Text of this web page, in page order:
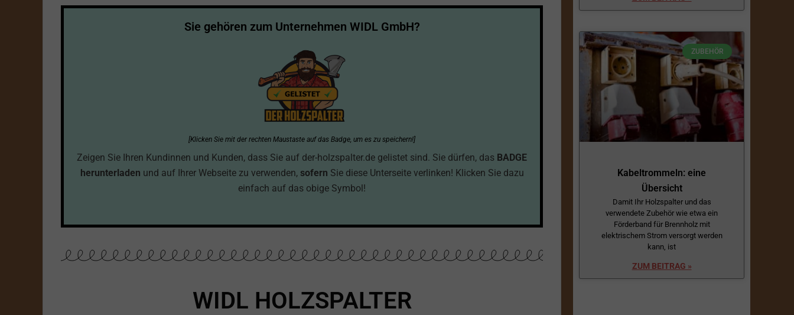
Sie gehören zum Unternehmen WIDL GmbH?
[Klicken Sie mit der rechten Maustaste auf das Badge, um es zu speichern!]
Zeigen Sie Ihren Kundinnen und Kunden, dass Sie auf der-holzspalter.de gelistet sind. Sie dürfen, das BADGE
herunterladen und auf Ihrer Webseite zu verwenden, sofern Sie diese Unterseite verlinken! Klicken Sie dazu
einfach auf das obige Symbol!
WIDL HOLZSPALTER
ZUBEHÖR
Kabeltrommeln: eine
Übersicht
Damit Ihr Holzspalter und das
verwendete Zubehör wie etwa ein
Förderband für Brennholz mit
elektrischem Strom versorgt werden
kann, ist
ZUM BEITRAG »